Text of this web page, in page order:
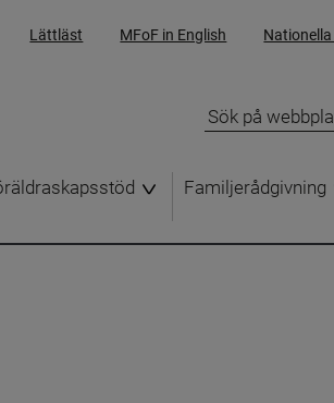
Lättläst MFoF in English
Familjerådgivning